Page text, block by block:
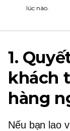
lúc nào.
1.
khách
hàng
Nếu bạn lao